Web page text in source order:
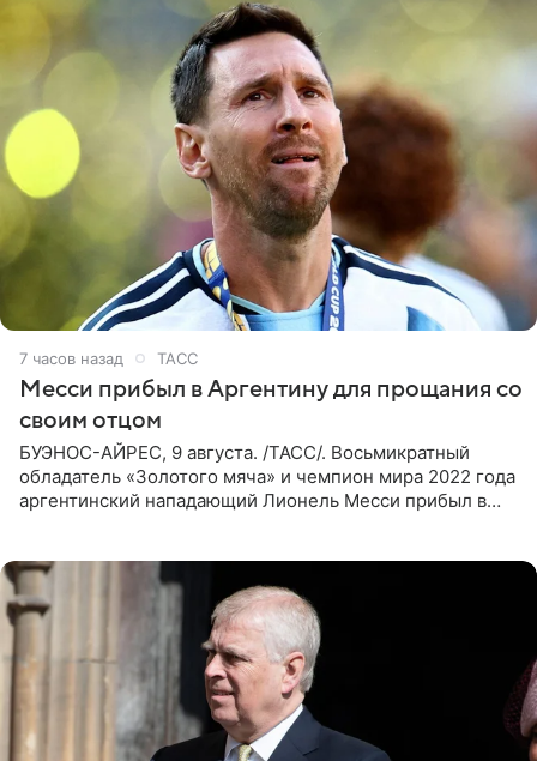
7 часов назад ТАСС
Месси прибыл в Аргентину для прощания со
своим отцом
БУЭНОС-АЙРЕС, 9 августа. /ТАСС/. Восьмикратный
обладатель «Золотого мяча» и чемпион мира 2022 года
аргентинский нападающий Лионель Месси прибыл в